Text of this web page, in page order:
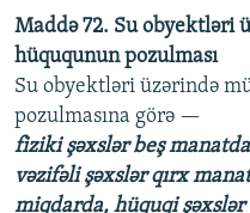
Maddə 72. Su obyektləri
hüququnun pozulması
Su obyektləri üzərində
pozulmasına görə —
fiziki şəxslər beş
vəzifəli şəxslər qırx
miqdarda, hüquqi